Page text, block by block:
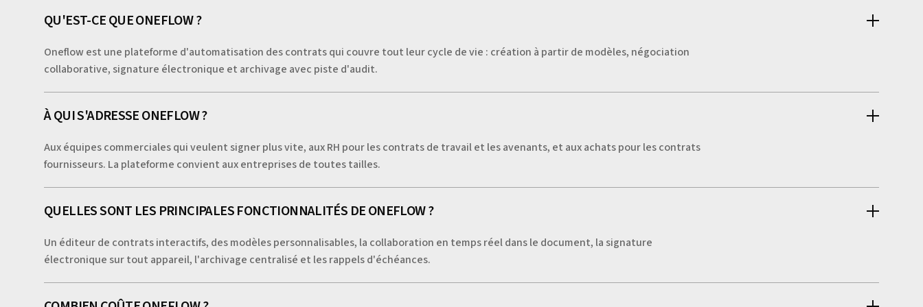
QU'EST-CE QUE ONEFLOW ?
Oneflow est une plateforme d'automatisation des contrats qui couvre tout leur cycle de vie : création à partir de modèles, négociation
collaborative, signature électronique et archivage avec piste d'audit.
À QUI S'ADRESSE ONEFLOW ?
Aux équipes commerciales qui veulent signer plus vite, aux RH pour les contrats de travail et les avenants, et aux achats pour les contrats
fournisseurs. La plateforme convient aux entreprises de toutes tailles.
QUELLES SONT LES PRINCIPALES FONCTIONNALITÉS DE ONEFLOW ?
Un éditeur de contrats interactifs, des modèles personnalisables, la collaboration en temps réel dans le document, la signature
électronique sur tout appareil, l'archivage centralisé et les rappels d'échéances.